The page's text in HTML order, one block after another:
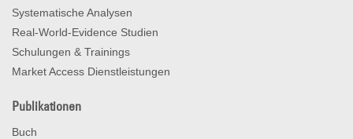
Systematische Analysen
Real-World-Evidence Studien
Schulungen & Trainings
Market Access Dienstleistungen
Publikationen
Buch